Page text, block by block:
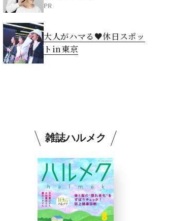
PR
大人がハマる♥休日スポッ
トin東京
雑誌ハルメク